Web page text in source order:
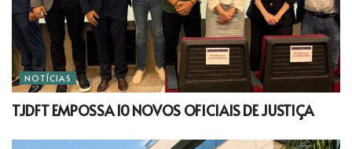
NOTÍCIAS
TJDFT EMPOSSA 10 NOVOS OFICIAIS DE JUSTIÇA